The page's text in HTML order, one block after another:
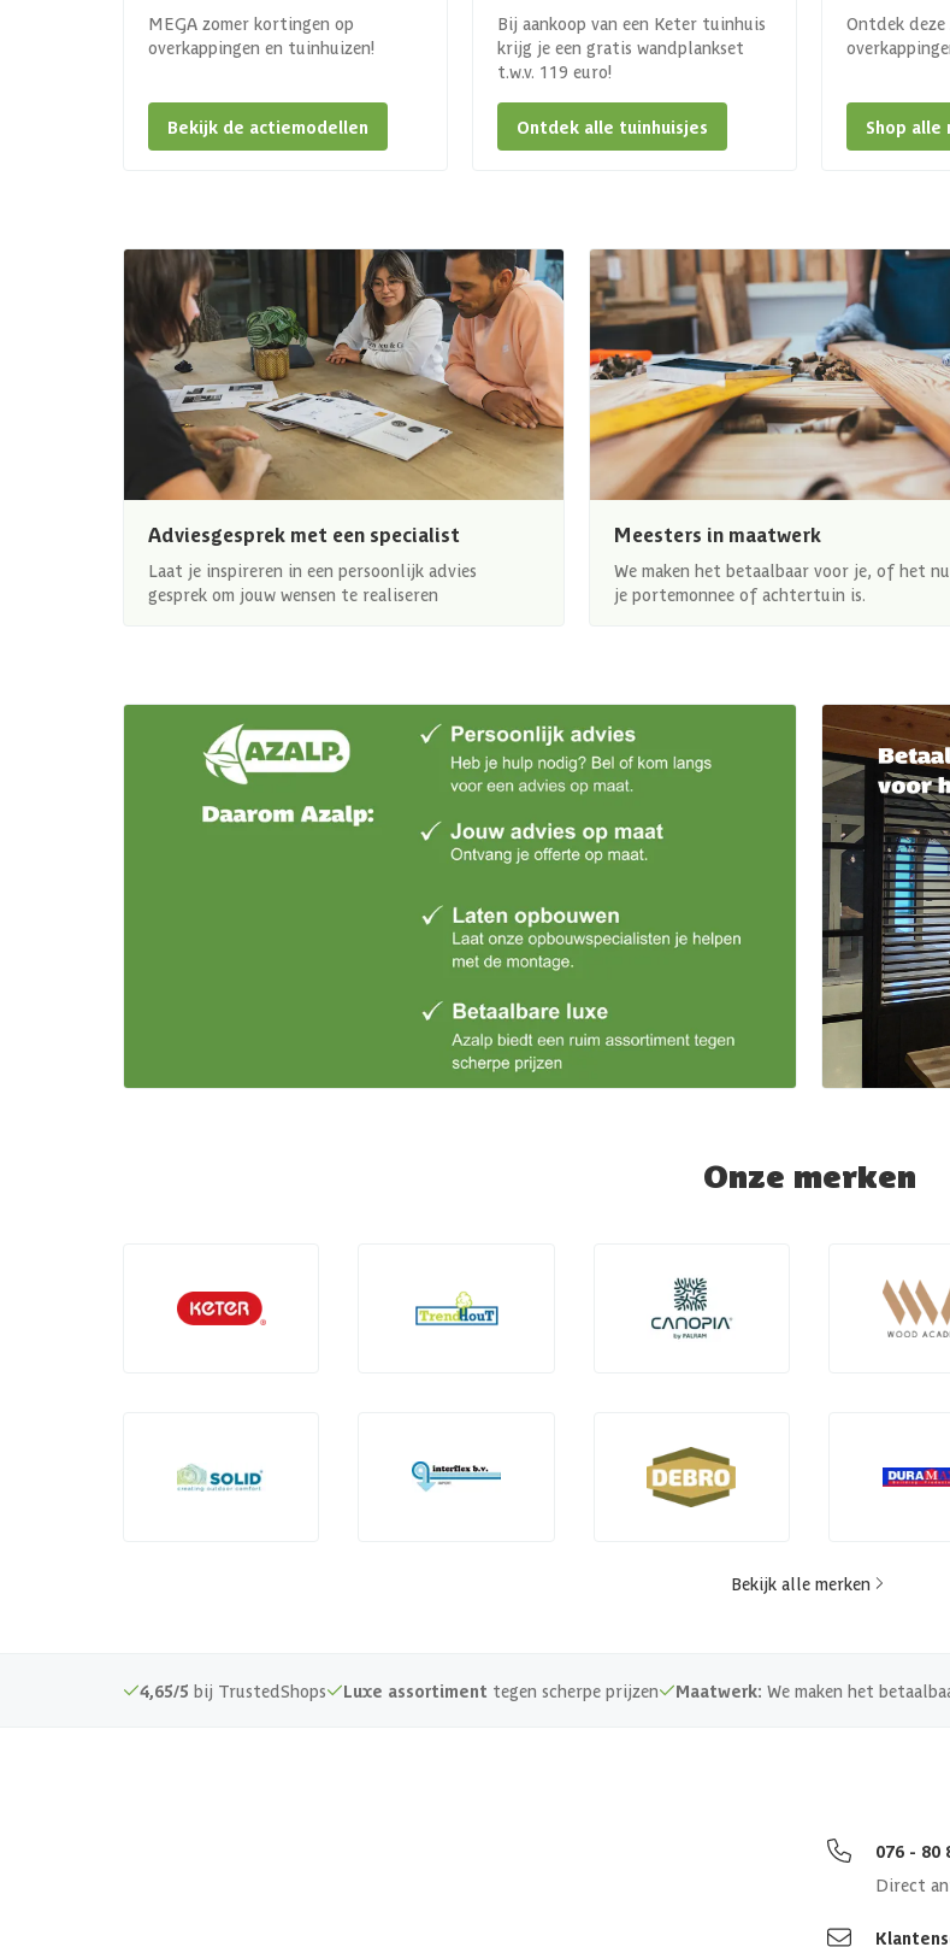
MEGA zomer kortingen op
overkappingen en tuinhuizen!
Bekijk de actiemodellen
Bij aankoop van een Keter tuinhuis
krijg je een gratis wandplankset
t.w.v. 119 euro!
Ontdek alle tuinhuisjes
Ontdek deze
Shop alle
Adviesgesprek met een specialist
Laat je inspireren in een persoonlijk advies
gesprek om jouw wensen te realiseren
Meesters in maatwerk
We maken het betaalbaar voor je, of het
je portemonnee of achtertuin is.
Onze merken
Bekijk alle merken
4,65/5 bij TrustedShops Luxe assortiment tegen scherpe prijzen Maatwerk: We maken het
076 - 80
Direct